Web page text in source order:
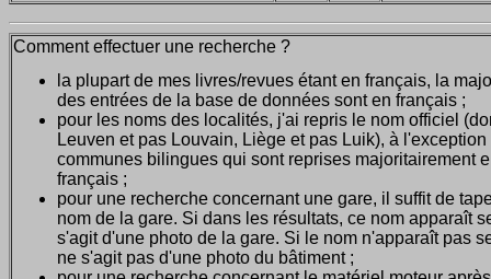
Comment effectuer une recherche ?
la plupart de mes livres/revues étant en français, la
des entrées de la base de données sont en français ;
pour les noms des localités, j'ai repris le nom officiel
Leuven et pas Louvain, Liège et pas Luik), à l'exception
communes bilingues qui sont reprises majoritairement
français ;
pour une recherche concernant une gare, il suffit de
nom de la gare. Si dans les résultats, ce nom apparaît
s'agit d'une photo de la gare. Si le nom n'apparaît pas
ne s'agit pas d'une photo du bâtiment ;